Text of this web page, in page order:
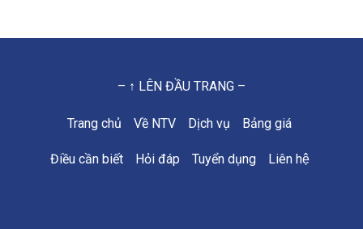
– ↑ LÊN ĐẦU TRANG –
Trang chủ Về NTV Dịch vụ Bảng giá
Điều cần biết Hỏi đáp Tuyển dụng Liên hệ